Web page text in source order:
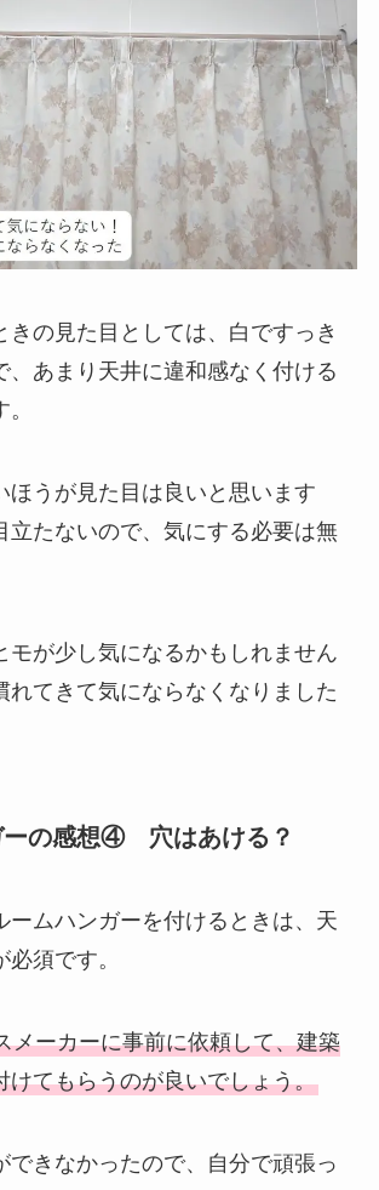
きの見た目としては、白ですっき
、あまり天井に違和感なく付ける
ほうが見た目は良いと思います
立たないので、気にする必要は無
モが少し気になるかもしれません
れてきて気にならなくなりました
ーの感想④ 穴はあける？
ームハンガーを付けるときは、天
須です。
メーカーに事前に依頼して、建築
けてもらうのが良いでしょう。
できなかったので、自分で頑張っ